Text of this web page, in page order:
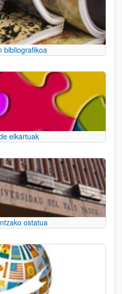
bibliografikoa
elkartuak
ostatua